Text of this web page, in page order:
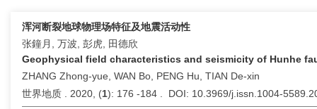
浑河断裂地球物理场特征及地震活动性
张鐘月, 万波, 彭虎, 田德欣
Geophysical field characteristics and seismicity of Hunhe
ZHANG Zhong-yue, WAN Bo, PENG Hu, TIAN De-xin
世界地质 . 2020, (1): 176 -184 . DOI: 10.3969/j.issn.1004-